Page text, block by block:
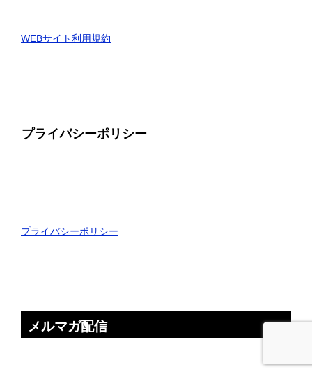
WEBサイト利用規約
プライバシーポリシー
プライバシーポリシー
メルマガ配信